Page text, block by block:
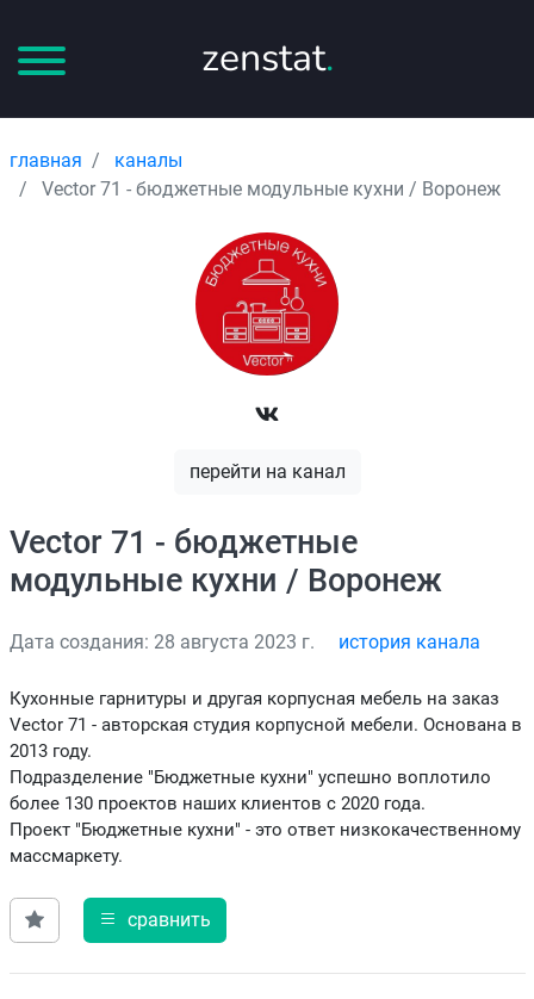
zenstat.
главная
каналы
Vector 71 - бюджетные модульные кухни / Воронеж
перейти на канал
Vector 71 - бюджетные
модульные кухни / Воронеж
Дата создания: 28 августа 2023 г. история канала
Кухонные гарнитуры и другая корпусная мебель на заказ
Vector 71 - авторская студия корпусной мебели. Основана в
2013 году.
Подразделение "Бюджетные кухни" успешно воплотило
более 130 проектов наших клиентов с 2020 года.
Проект "Бюджетные кухни" - это ответ низкокачественному
массмаркету.
сравнить